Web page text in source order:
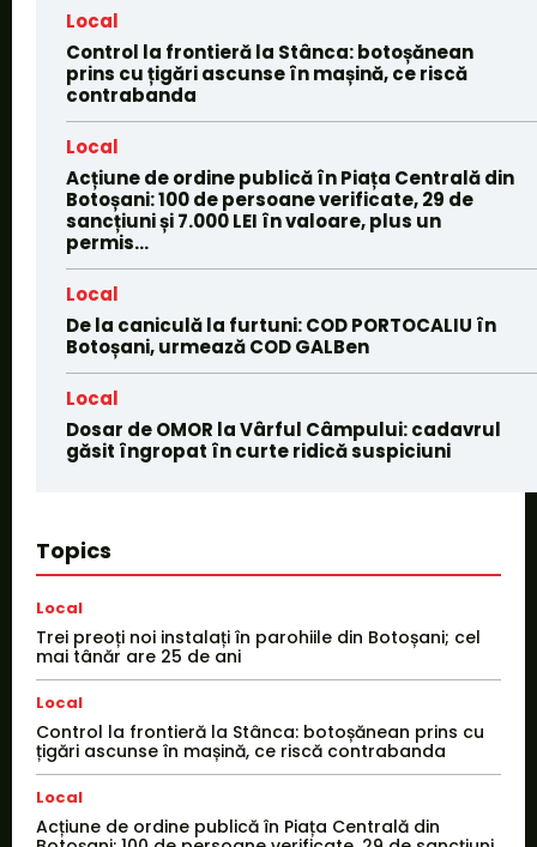
Local
Control la frontieră la Stânca: botoșănean
prins cu țigări ascunse în mașină, ce riscă
contrabanda
Local
Acțiune de ordine publică în Piața Centrală din
Botoșani: 100 de persoane verificate, 29 de
sancțiuni și 7.000 LEI în valoare, plus un
permis...
Local
De la caniculă la furtuni: COD PORTOCALIU în
Botoșani, urmează COD GALBen
Local
Dosar de OMOR la Vârful Câmpului: cadavrul
găsit îngropat în curte ridică suspiciuni
Topics
Local
Trei preoți noi instalați în parohiile din Botoșani; cel
mai tânăr are 25 de ani
Local
Control la frontieră la Stânca: botoșănean prins cu
țigări ascunse în mașină, ce riscă contrabanda
Local
Acțiune de ordine publică în Piața Centrală din